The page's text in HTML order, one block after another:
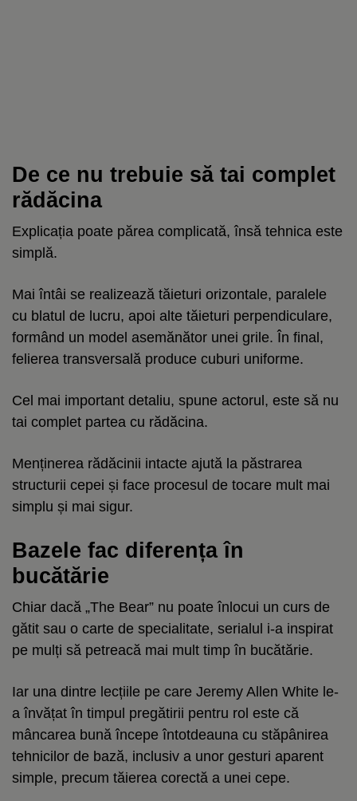
De ce nu trebuie să tai complet
rădăcina
Explicația poate părea complicată, însă tehnica este
simplă.
Mai întâi se realizează tăieturi orizontale, paralele
cu blatul de lucru, apoi alte tăieturi perpendiculare,
formând un model asemănător unei grile. În final,
felierea transversală produce cuburi uniforme.
Cel mai important detaliu, spune actorul, este să nu
tai complet partea cu rădăcina.
Menținerea rădăcinii intacte ajută la păstrarea
structurii cepei și face procesul de tocare mult mai
simplu și mai sigur.
Bazele fac diferența în
bucătărie
Chiar dacă „The Bear” nu poate înlocui un curs de
gătit sau o carte de specialitate, serialul i-a inspirat
pe mulți să petreacă mai mult timp în bucătărie.
Iar una dintre lecțiile pe care Jeremy Allen White le-
a învățat în timpul pregătirii pentru rol este că
mâncarea bună începe întotdeauna cu stăpânirea
tehnicilor de bază, inclusiv a unor gesturi aparent
simple, precum tăierea corectă a unei cepe.